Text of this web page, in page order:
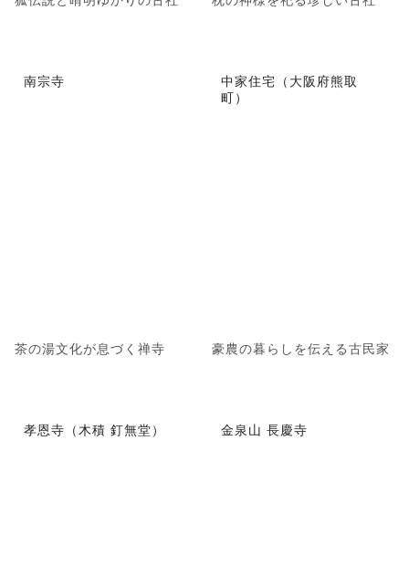
南宗寺
茶の湯文化が息づく禅寺
中家住宅（大阪府熊取
町）
豪農の暮らしを伝える古民家
孝恩寺（木積 釘無堂） 金泉山 長慶寺